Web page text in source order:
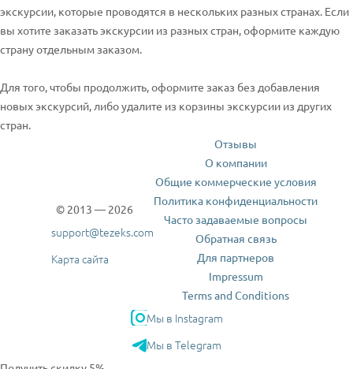
экскурсии, которые проводятся в нескольких разных странах. Если
вы хотите заказать экскурсии из разных стран, оформите каждую
страну отдельным заказом.
Для того, чтобы продолжить, оформите заказ без добавления
новых экскурсий, либо удалите из корзины экскурсии из других
стран.
© 2013 — 2026
support@tezeks.com
Карта сайта
Отзывы
О компании
Общие коммерческие условия
Политика конфиденциальности
Часто задаваемые вопросы
Обратная связь
Для партнеров
Impressum
Terms and Conditions
Мы в Instagram
Мы в Telegram